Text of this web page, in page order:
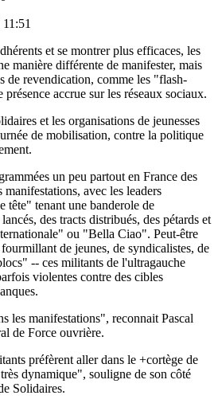
et se montrer plus efficaces, les
manière différente de manifester, mais
de revendication, comme les "flash-
accrue sur les réseaux sociaux.
et les organisations de jeunesses
de mobilisation, contre la politique
un peu partout en France des
avec les leaders
tête" tenant une banderole de
des tracts distribués, des pétards et
ou "Bella Ciao". Peut-être
de jeunes, de syndicalistes, de
-- ces militants de l'ultragauche
violentes contre des cibles
les manifestations", reconnait Pascal
de Force ouvrière.
préfèrent aller dans le +cortège de
dynamique", souligne de son côté
Solidaires.